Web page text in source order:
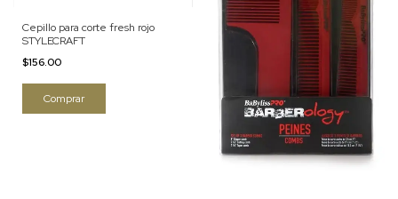
Cepillo para corte fresh rojo
STYLECRAFT
$156.00